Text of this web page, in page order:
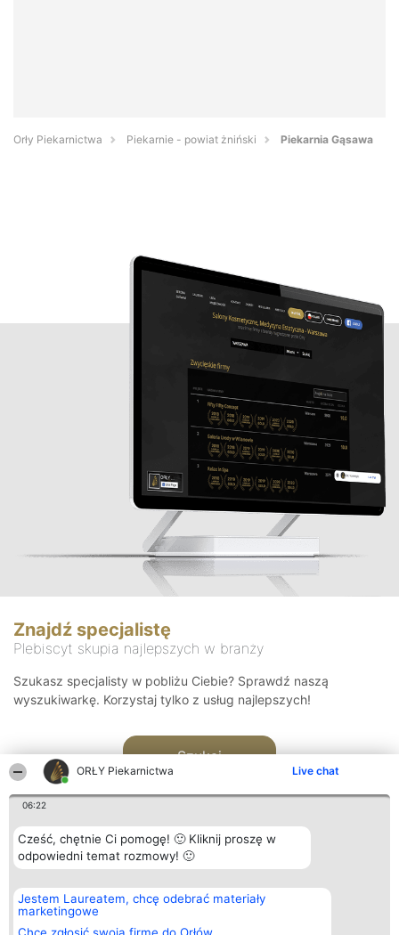
ORŁY Piekarnictwa Live chat
06:22
Cześć, chętnie Ci pomogę! 🙂 Kliknij proszę w
odpowiedni temat rozmowy! 🙂
Jestem Laureatem, chcę odebrać materiały
marketingowe
Orły Piekarnictwa Piekarnie - powiat żniński Piekarnia Gąsawa
Znajdź specjalistę
Plebiscyt skupia najlepszych w branży
Szukasz specjalisty w pobliżu Ciebie? Sprawdź naszą
wyszukiwarkę. Korzystaj tylko z usług najlepszych!
Szukaj
Organizator plebiscytu
Bright Side Solutions sp. z o.
o. sp. k.
ul. Ruska 22
Plebiscyt
Laureaci
wszystkich
Kontakt
Kontakt